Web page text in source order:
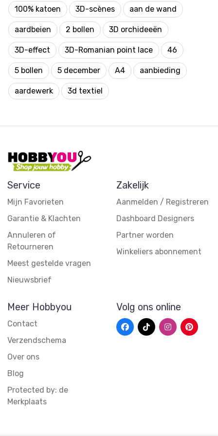
100% katoen 3D-scènes aan de wand
aardbeien 2 bollen 3D orchideeën
3D-effect 3D-Romanian point lace 46
5 bollen 5 december A4 aanbieding
aardewerk 3d textiel
Service
Mijn Favorieten
Garantie & Klachten
Annuleren of
Retourneren
Meest gestelde vragen
Nieuwsbrief
Zakelijk
Aanmelden / Registreren
Dashboard Designers
Partner worden
Winkeliers abonnement
Meer Hobbyou
Contact
Verzendschema
Over ons
Blog
Protected by: de
Merkplaats
Volg ons online